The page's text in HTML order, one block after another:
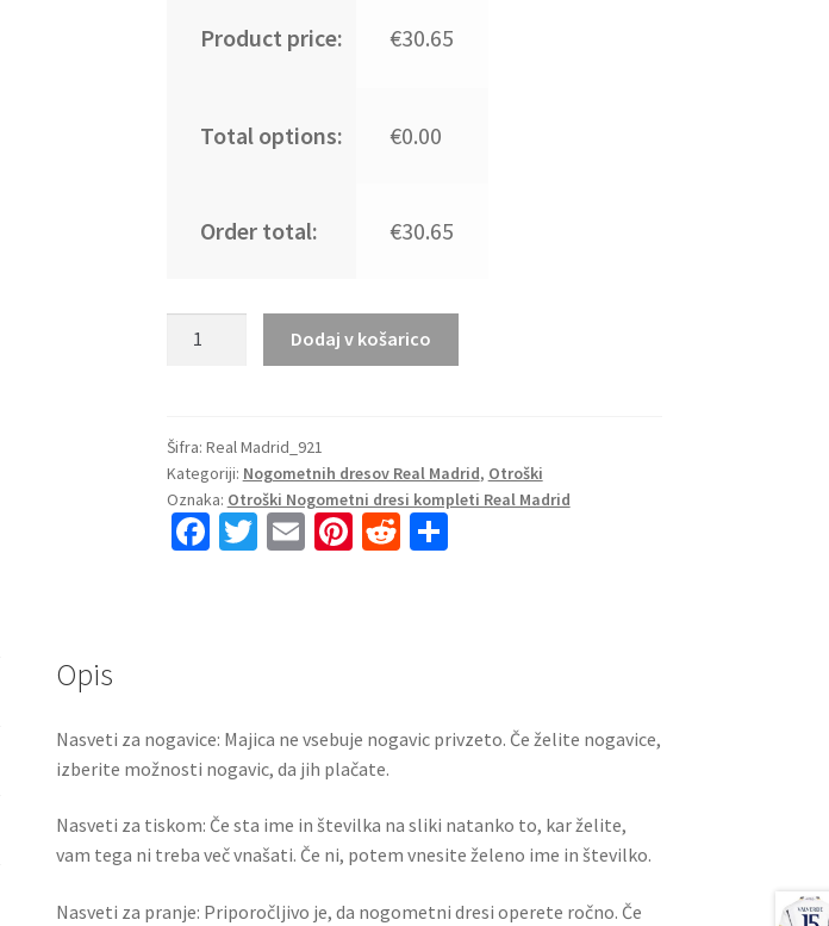
Product price: €30.65
Total options: €0.00
Order total: €30.65
kompleti
Real
Madrid
Domači
Dodaj v košarico
Šifra: Real Madrid_921
Kategoriji: Nogometnih dresov Real Madrid, Otroški
Oznaka: Otroški Nogometni dresi kompleti Real Madrid
Fa
k
T E Pi R S
Opis
Nasveti za nogavice: Majica ne vsebuje nogavic privzeto. Če želite nogavice,
izberite možnosti nogavic, da jih plačate.
Nasveti za tiskom: Če sta ime in številka na sliki natanko to, kar želite,
vam tega ni treba več vnašati. Če ni, potem vnesite želeno ime in številko.
Nasveti za pranje: Priporočljivo je, da nogometni dresi operete ročno. Če